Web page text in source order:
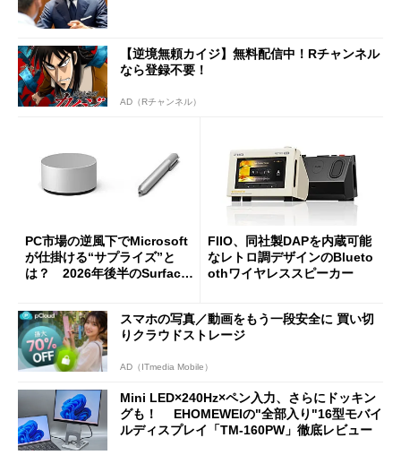
【逆境無頼カイジ】無料配信中！Rチャンネル
なら登録不要！
AD（Rチャンネル）
PC市場の逆風下でMicrosoft
が仕掛ける“サプライズ”と
は？ 2026年後半のSurface
FIIO、同社製DAPを内蔵可能
なレトロ調デザインのBlueto
othワイヤレススピーカー
スマホの写真／動画をもう一段安全に 買い切
りクラウドストレージ
AD（ITmedia Mobile）
Mini LED×240Hz×ペン入力、さらにドッキン
グも！ EHOMEWEIの"全部入り"16型モバイ
ルディスプレイ「TM-160PW」徹底レビュー